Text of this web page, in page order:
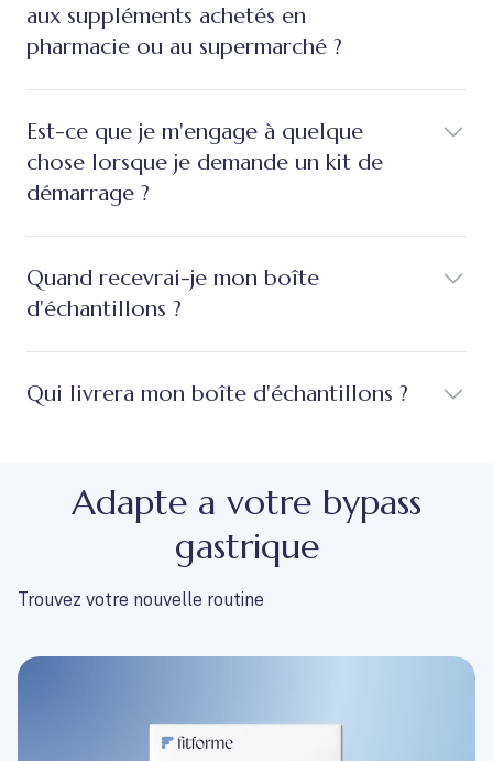
aux suppléments achetés en
pharmacie ou au supermarché ?
Est-ce que je m'engage à quelque
chose lorsque je demande un kit de
démarrage ?
Quand recevrai-je mon boîte
d'échantillons ?
Qui livrera mon boîte d'échantillons ?
Adapte a votre bypass
gastrique
Trouvez votre nouvelle routine